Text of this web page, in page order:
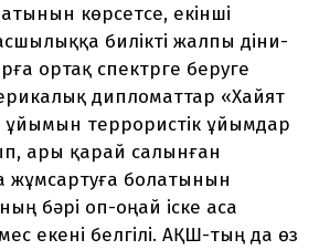
көрсетсе, екінші
билікті жалпы діни-
ортақ спектрге беруге
дипломаттар «Хайят
террористік ұйымдар
ары қарай салынған
жұмсартуға болатынын
бәрі оп-оңай іске аса
екені белгілі. АҚШ-тың да өз